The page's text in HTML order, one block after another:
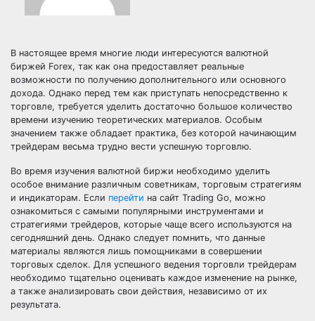
В настоящее время многие люди интересуются валютной
биржей Forex, так как она предоставляет реальные
возможности по получению дополнительного или основного
дохода. Однако перед тем как приступать непосредственно к
торговле, требуется уделить достаточно большое количество
времени изучению теоретических материалов. Особым
значением также обладает практика, без которой начинающим
трейдерам весьма трудно вести успешную торговлю.
Во время изучения валютной биржи необходимо уделить
особое внимание различным советникам, торговым стратегиям
и индикаторам. Если перейти на сайт Trading Go, можно
ознакомиться с самыми популярными инструментами и
стратегиями трейдеров, которые чаще всего используются на
сегодняшний день. Однако следует помнить, что данные
материалы являются лишь помощниками в совершении
торговых сделок. Для успешного ведения торговли трейдерам
необходимо тщательно оценивать каждое изменение на рынке,
а также анализировать свои действия, независимо от их
результата.